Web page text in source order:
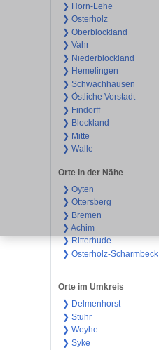
❯ Horn-Lehe
❯ Osterholz
❯ Oberblockland
❯ Vahr
❯ Niederblockland
❯ Hemelingen
❯ Schwachhausen
❯ Östliche Vorstadt
❯ Findorff
❯ Blockland
❯ Mitte
❯ Walle
Orte in der Nähe
❯ Oyten
❯ Ottersberg
❯ Bremen
❯ Achim
❯ Ritterhude
❯ Osterholz-Scharmbeck
Orte im Umkreis
❯ Delmenhorst
❯ Stuhr
❯ Weyhe
❯ Syke